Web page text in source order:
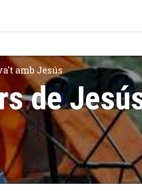
amb Jesús
de